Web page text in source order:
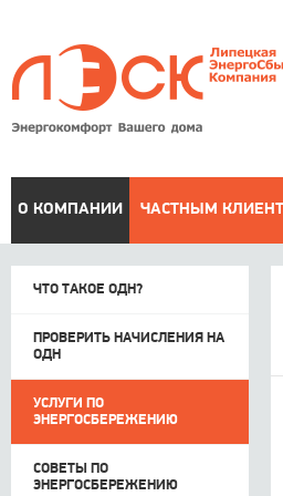
О КОМПАНИИ ЧАСТНЫМ
ЧТО ТАКОЕ ОДН?
ПРОВЕРИТЬ НАЧИСЛЕНИЯ НА
ОДН
УСЛУГИ ПО
ЭНЕРГОСБЕРЕЖЕНИЮ
СОВЕТЫ ПО
ЭНЕРГОСБЕРЕЖЕНИЮ